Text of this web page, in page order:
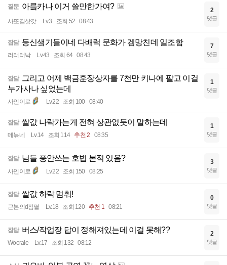
질문 아릌카나 이거 쓸만한가여?
사또김삿갓 Lv.3 조회 52 08:43
2
댓글
잡담 등신샠기들이네 다배럭 문화가 겜망친데 일조함
러러러낙 Lv.43 조회 64 08:43
7
댓글
잡담 그리고 어제 백금훈장상자를 7천만 키나에 팔고 이걸
누가사나 싶었는데
사인이로 Lv.22 조회 100 08:40
1
댓글
잡담 쌀값 나락가는게 전혀 상관없듯이 말하는데
메늒네 Lv.14 조회 114 추천 2 08:35
1
댓글
잡담 님들 풍안쓰는 호법 본적 있음?
사인이로 Lv.22 조회 150 08:25
3
댓글
잡담 쌀값 하락 멈춰!
근본의d점멸 Lv.18 조회 120 추천 1 08:21
0
댓글
잡담 버스/작업장 답이 정해져있는데 이걸 못해??
Woorale Lv.17 조회 132 08:12
2
댓글